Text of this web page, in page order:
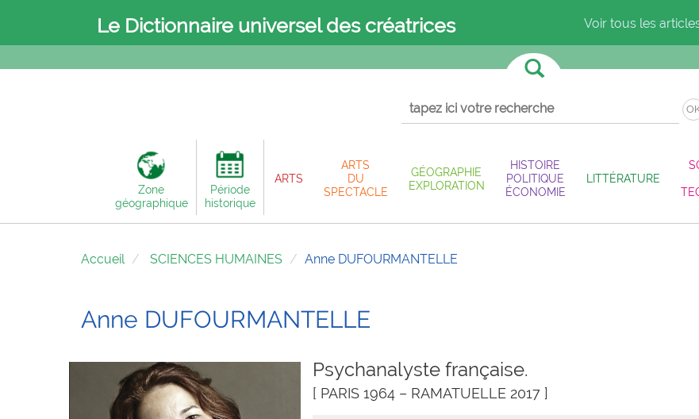
Le Dictionnaire universel des créatrices Voir tous les
Zone
géographique
Période
historique
ARTS
ARTS
DU
SPECTACLE
GÉOGRAPHIE
EXPLORATION
HISTOIRE
POLITIQUE
ÉCONOMIE
LITTÉRATURE
Accueil SCIENCES HUMAINES Anne DUFOURMANTELLE
Anne DUFOURMANTELLE
Psychanalyste française.
[ PARIS 1964 – RAMATUELLE 2017 ]